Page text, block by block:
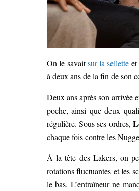
On le savaitsur la sellette et
à deux ans de la fin de son
Deux ans après son arrivée
poche, ainsi que deux
régulière. Sous ses ordres,
chaque fois contre les
À la tête des Lakers, on
rotations fluctuantes et les
le bas. L’entraîneur ne